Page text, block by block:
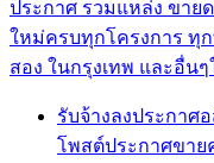
ประกาศ รวมแหล่ง ขาย
ใหม่ครบทุกโครงการ ทุ
สอง ในกรุงเทพ และอื่น
รับจ้างลงประกาศ
โพสต์ประกาศขาย